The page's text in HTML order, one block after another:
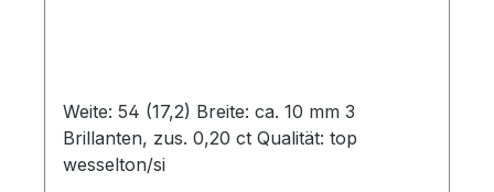
Weite: 54 (17,2) Breite: ca. 10 mm 3
Brillanten, zus. 0,20 ct Qualität: top
wesselton/si